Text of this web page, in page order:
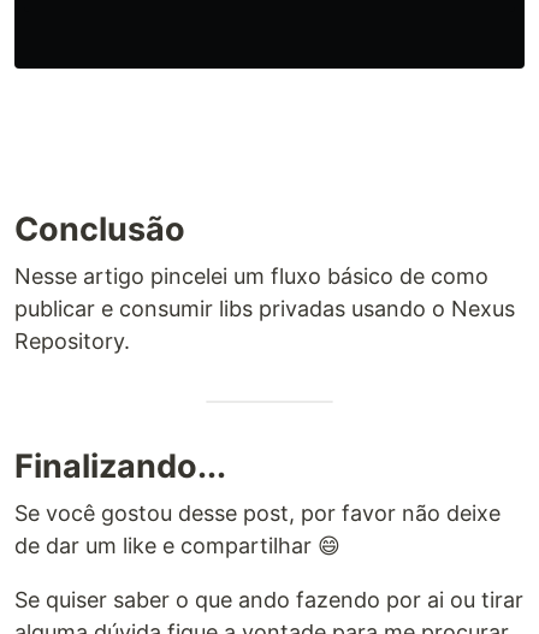
Conclusão
Nesse artigo pincelei um fluxo básico de como
publicar e consumir libs privadas usando o Nexus
Repository.
Finalizando...
Se você gostou desse post, por favor não deixe
de dar um like e compartilhar 😄
Se quiser saber o que ando fazendo por ai ou tirar